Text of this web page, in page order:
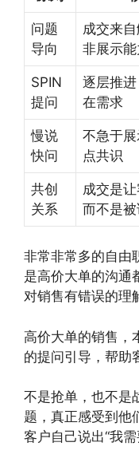
问题
导向
成交来
非展示能
SPIN
提问
逐层推
在需求
慢说
快问
不急于
点共识
共创
关系
成交是
而不是被
非常非常多的自由
是高价大单的沟通
对销售有错误的理
高价大单的销售，
的提问引导，帮助
不是抢单，也不是
题，真正感受到他
客户自己说出“我